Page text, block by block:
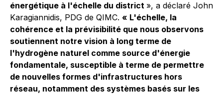
énergétique à l'échelle du district », a déclaré John
Karagiannidis, PDG de QIMC. « L'échelle, la
cohérence et la prévisibilité que nous observons
soutiennent notre vision à long terme de
l'hydrogène naturel comme source d'énergie
fondamentale, susceptible à terme de permettre
de nouvelles formes d'infrastructures hors
réseau, notamment des systèmes basés sur les